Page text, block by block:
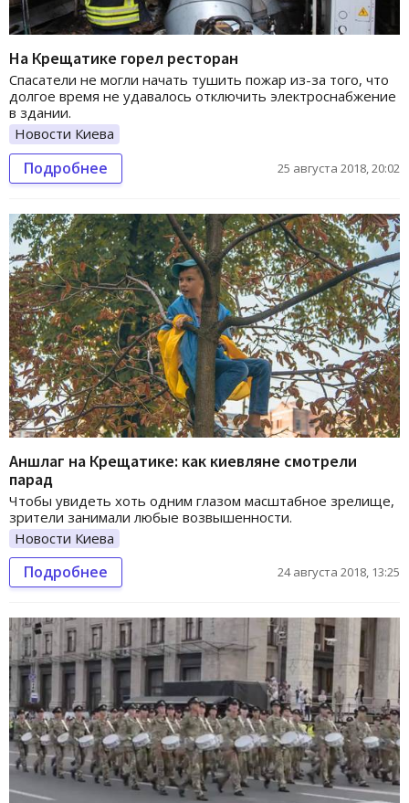
На Крещатике горел ресторан
Спасатели не могли начать тушить пожар из-за того, что
долгое время не удавалось отключить электроснабжение
в здании.
Новости Киева
Подробнее 25 августа 2018, 20:02
Аншлаг на Крещатике: как киевляне смотрели
парад
Чтобы увидеть хоть одним глазом масштабное зрелище,
зрители занимали любые возвышенности.
Новости Киева
Подробнее 24 августа 2018, 13:25